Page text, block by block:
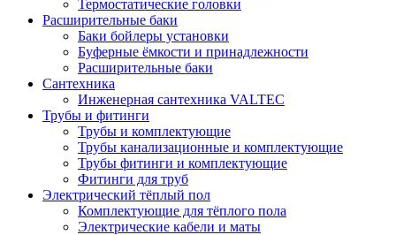
Термостатические головки
Расширительные баки
Баки бойлеры установки
Буферные ёмкости и принадлежности
Расширительные баки
Сантехника
Инженерная сантехника VALTEC
Трубы и фитинги
Трубы и комплектующие
Трубы канализационные и комплектующие
Трубы фитинги и комплектующие
Фитинги для труб
Электрический тёплый пол
Комплектующие для тёплого пола
Электрические кабели и маты